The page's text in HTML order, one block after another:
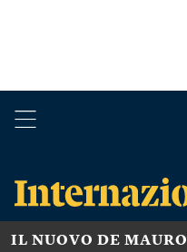
IL NUOVO DE MAURO